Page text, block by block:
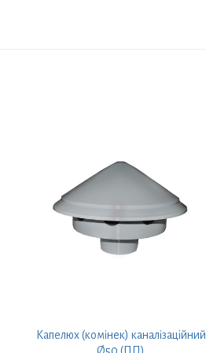
Капелюх (комінек) каналізаційний